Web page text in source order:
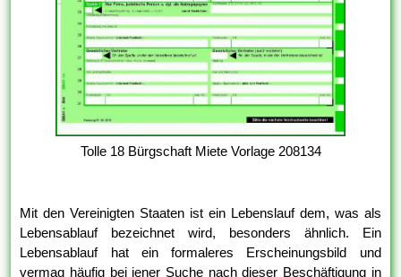
Tolle 18 Bürgschaft Miete Vorlage 208134
Mit den Vereinigten Staaten ist ein Lebenslauf dem, was als
Lebensablauf bezeichnet wird, besonders ähnlich. Ein
Lebensablauf hat ein formaleres Erscheinungsbild und
vermag häufig bei jener Suche nach dieser Beschäftigung in